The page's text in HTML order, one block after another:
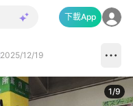
下載App
2025/12/19
1/9